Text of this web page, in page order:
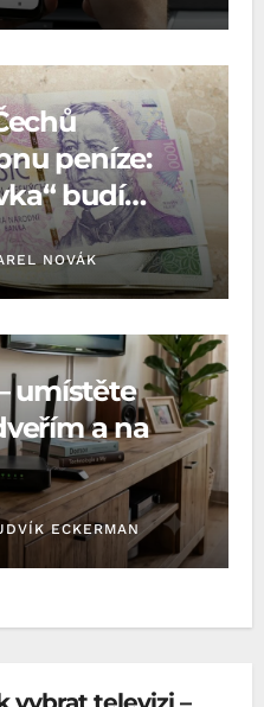
peníze:
budí
NOVÁK
umístěte
a na
ECKERMAN